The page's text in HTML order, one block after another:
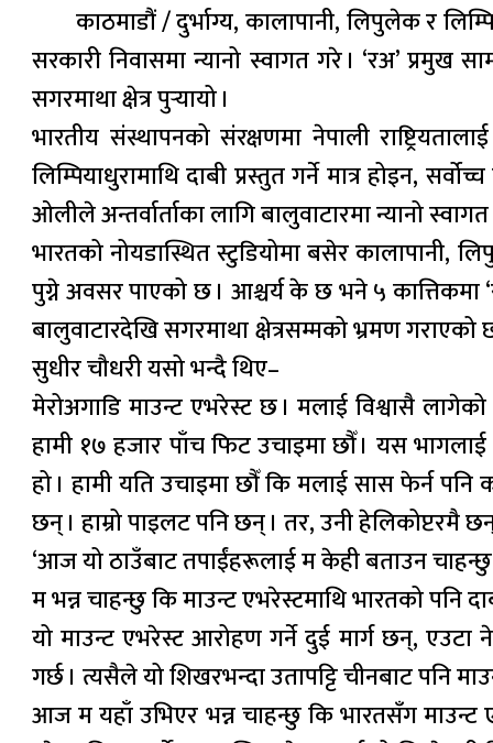
काठमाडौं / दुर्भाग्य, कालापानी, लिपुलेक र
सरकारी निवासमा न्यानो स्वागत गरे । ‘रअ’
सगरमाथा क्षेत्र पुर्‍यायो ।
भारतीय संस्थापनको संरक्षणमा नेपाली
लिम्पियाधुरामाथि दाबी प्रस्तुत गर्ने मात्र होइन,
ओलीले अन्तर्वार्ताका लागि बालुवाटारमा न्यानो
भारतको नोयडास्थित स्टुडियोमा बसेर कालापानी,
पुग्ने अवसर पाएको छ । आश्चर्य के छ भने ५
बालुवाटारदेखि सगरमाथा क्षेत्रसम्मको भ्रमण
सुधीर चौधरी यसो भन्दै थिए–
मेरोअगाडि माउन्ट एभरेस्ट छ । मलाई विश्वासै
हामी १७ हजार पाँच फिट उचाइमा छौँ । यस भागलाई
हो । हामी यति उचाइमा छौँ कि मलाई सास फेर्न
छन् । हाम्रो पाइलट पनि छन् । तर, उनी हेलिकोप्टरमै
‘आज यो ठाउँबाट तपाईंहरूलाई म केही बताउन
म भन्न चाहन्छु कि माउन्ट एभरेस्टमाथि भारतको पनि
यो माउन्ट एभरेस्ट आरोहण गर्ने दुई मार्ग छन्, एउटा
गर्छ । त्यसैले यो शिखरभन्दा उतापट्टि चीनबाट पनि
आज म यहाँ उभिएर भन्न चाहन्छु कि भारतसँग माउन्ट